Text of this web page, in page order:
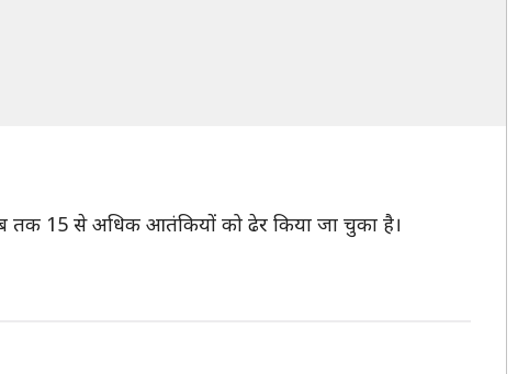
तक 15 से अधिक आतंकियों को ढेर किया जा चुका है।